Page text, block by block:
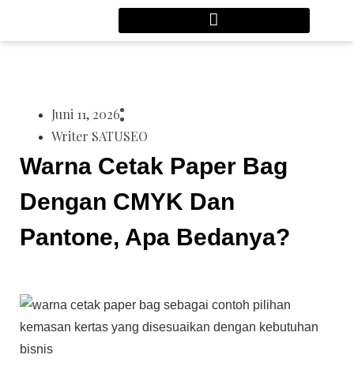
Juni 11, 2026
Writer SATUSEO
Warna Cetak Paper Bag
Dengan CMYK Dan
Pantone, Apa Bedanya?